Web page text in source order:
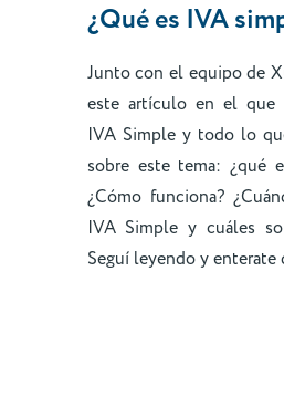
¿Qué es IVA
Junto con el equipo de
este artículo en el que
IVA Simple y todo lo
sobre este tema: ¿qué
¿Cómo funciona?
IVA Simple y cuáles
Seguí leyendo y enterate